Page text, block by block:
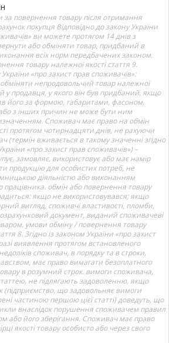
за повернення товару після отримання
покупця Відповідно до закону України
ви можете протягом 14 днів з
або обміняти товар, придбаний в
всіх норм передбачених законом.
товару належної якості стаття 9.
«про захист прав споживачів»:
непродовольчий товар належної
у продавця, у якого він був придбаний, якщо
його за формою, габаритами, фасоном,
з інших причин не може бути ним
Споживач має право на обмін
протягом чотирнадцяти днів, не рахуючи
(термін вживається в такому значенні згідно
«про захист прав споживачів») –
замовляє, використовує або має намір
продукцію для особистих потреб, не
діяльністю або виконанням
працівника. обмін або повернення товару
якщо не використовувався; якщо
вигляд, споживчі властивості, пломби,
документ, виданий споживачеві
умови обміну / повернення товару
8. Згідно із законом України «про захист
виявлення протягом встановленого
споживач, в порядку та в строки,
має право вимагати безоплатного
в розумний строк. вимоги споживача,
не підлягають задоволенню, якщо
(підприємство, що задовольняє вимоги
частиною першою цієї статті) доведуть, що
внаслідок порушення споживачем правил
або його зберігання. Споживач має право
якості товару особисто або через свого